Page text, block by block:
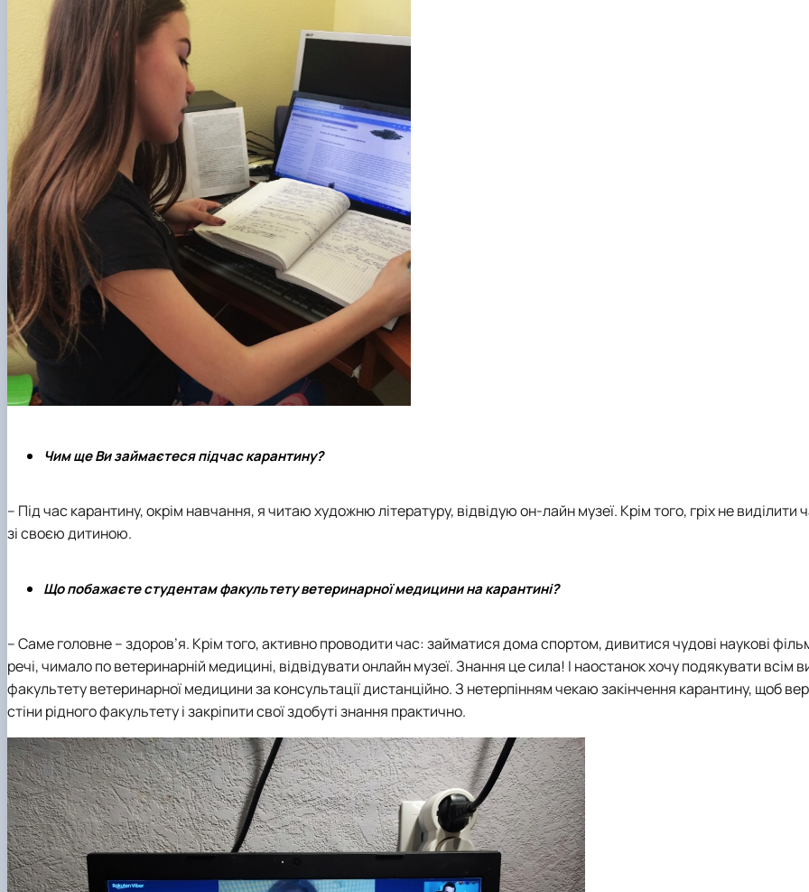
Чим ще Ви займаєтеся підчас карантину?
– Під час карантину, окрім навчання, я читаю художню літературу, відвідую он-лайн музеї. Крім того, гріх не виділити
зі своєю дитиною.
Що побажаєте студентам факультету ветеринарної медицини на карантині?
– Саме головне – здоров’я. Крім того, активно проводити час: займатися дома спортом, дивитися чудові наукові
речі, чимало по ветеринарній медицині, відвідувати онлайн музеї. Знання це сила! І наостанок хочу подякувати всім
факультету ветеринарної медицини за консультації дистанційно. З нетерпінням чекаю закінчення карантину, щоб
стіни рідного факультету і закріпити свої здобуті знання практично.